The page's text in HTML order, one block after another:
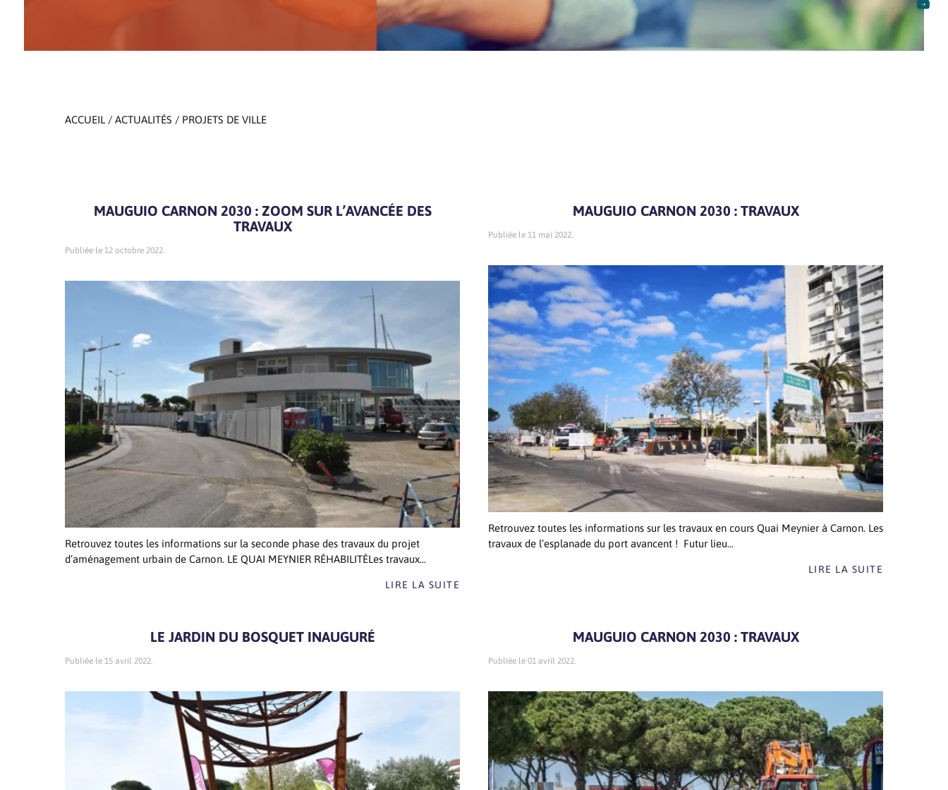

ACCUEIL / ACTUALITÉS / PROJETS DE VILLE
MAUGUIO CARNON 2030 : ZOOM SUR L’AVANCÉE DES
TRAVAUX
12 octobre 2022
Retrouvez toutes les informations sur la seconde phase des travaux du projet
d’aménagement urbain de Carnon. LE QUAI MEYNIER RÉHABILITÉLes travaux...
LIRE LA SUITE
MAUGUIO CARNON 2030 : TRAVAUX
11 mai 2022
Retrouvez toutes les informations sur les travaux en cours Quai Meynier à Carnon. Les
travaux de l’esplanade du port avancent ! Futur lieu...
LIRE LA SUITE
LE JARDIN DU BOSQUET INAUGURÉ
15 avril 2022
MAUGUIO CARNON 2030 : TRAVAUX
01 avril 2022